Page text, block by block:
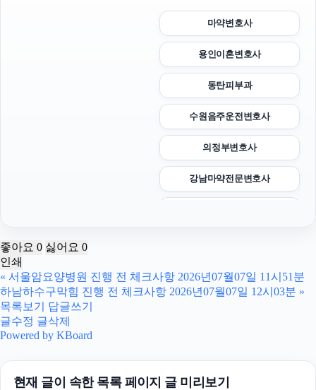
마약변호사
용인이혼변호사
동탄피부과
수원음주운전변호사
의정부변호사
강남마약전문변호사
서울성범죄전문변호사
좋아요 0 싫어요 0
인쇄
« 서울암요양병원 진행 전 체크사항 2026년07월07일 11시51분
하남하수구막힘 진행 전 체크사항 2026년07월07일 12시03분 »
목록보기
답글쓰기
글수정 글삭제
Powered by KBoard
현재 글이 속한 목록 페이지 글 미리보기